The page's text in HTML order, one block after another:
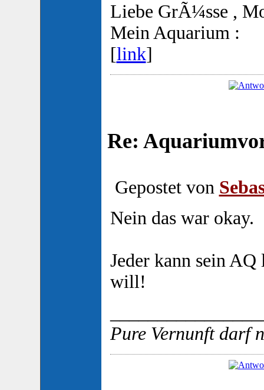
Liebe GrÃ¼sse ,
Mein Aquarium :
[link]
Re:
Gepostet von
Nein das war okay.
Jeder kann sein AQ
will!
Pure Vernunft darf